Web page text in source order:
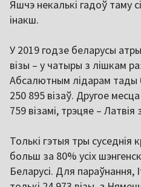
Яшчэ некалькі гадоў таму
інакш.
У 2019 годзе беларусы
візы – у чатыры з лішкам
Абсалютным лідарам тады
250 895 візаў. Другое
759 візамі, трэцяе – Латвія
Толькі гэтыя тры суседнія
больш за 80% усіх
Беларусі. Для параўнання,